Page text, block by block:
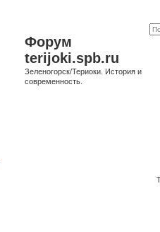
Форум
terijoki.spb.ru
Зеленогорск/Териоки. История и
современность.